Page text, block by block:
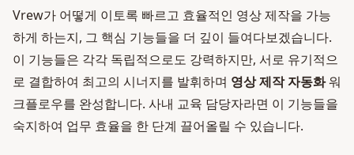
Vrew가 어떻게 이토록 빠르고 효율적인 영상 제작을 가능
하게 하는지, 그 핵심 기능들을 더 깊이 들여다보겠습니다.
이 기능들은 각각 독립적으로도 강력하지만, 서로 유기적으
로 결합하여 최고의 시너지를 발휘하며 영상 제작 자동화워
크플로우를 완성합니다. 사내 교육 담당자라면 이 기능들을
숙지하여 업무 효율을 한 단계 끌어올릴 수 있습니다.